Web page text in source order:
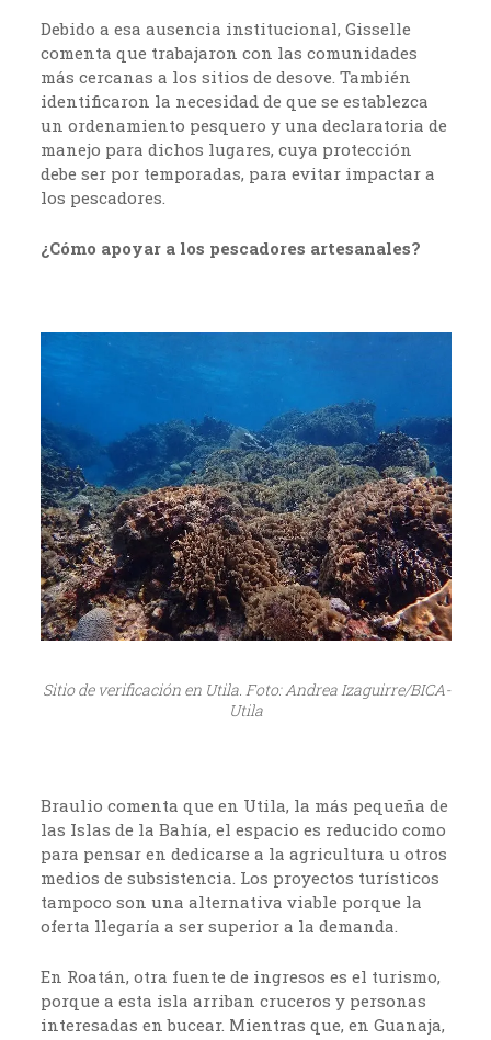
Debido a esa ausencia institucional, Gisselle
comenta que trabajaron con las comunidades
más cercanas a los sitios de desove. También
identificaron la necesidad de que se establezca
un ordenamiento pesquero y una declaratoria de
manejo para dichos lugares, cuya protección
debe ser por temporadas, para evitar impactar a
los pescadores.
¿Cómo apoyar a los pescadores artesanales?
Sitio de verificación en Utila. Foto: Andrea Izaguirre/BICA-
Utila
Braulio comenta que en Utila, la más pequeña de
las Islas de la Bahía, el espacio es reducido como
para pensar en dedicarse a la agricultura u otros
medios de subsistencia. Los proyectos turísticos
tampoco son una alternativa viable porque la
oferta llegaría a ser superior a la demanda.
En Roatán, otra fuente de ingresos es el turismo,
porque a esta isla arriban cruceros y personas
interesadas en bucear. Mientras que, en Guanaja,